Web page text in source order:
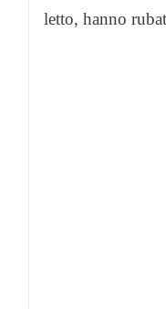
letto, hanno